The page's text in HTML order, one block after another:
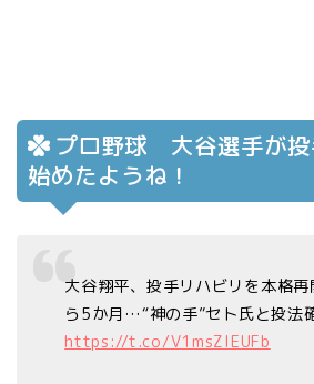
プロ野球 大谷選手が投
始めたようね！
大谷翔平、投手リハビリを本格
ら5か月…“神の手”セト氏と投法
https://t.co/V1msZlEUFb